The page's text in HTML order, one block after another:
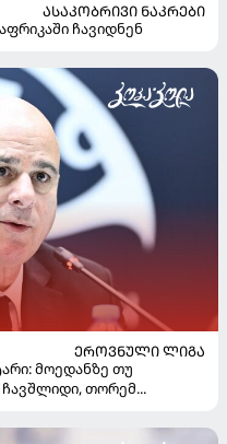
ᲐᲡᲐᲙᲝᲑᲠᲘᲕᲘ ᲜᲐᲙᲠᲔᲑᲘ
ჩავიდნენ
ᲔᲠᲝᲕᲜᲣᲚᲘ ᲚᲘᲒᲐ
მოედანზე თუ
თორემ...